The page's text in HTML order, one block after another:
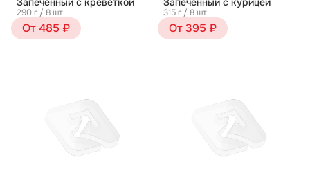
290 г / 8 шт
От 485 ₽
315 г / 8 шт
От 395 ₽